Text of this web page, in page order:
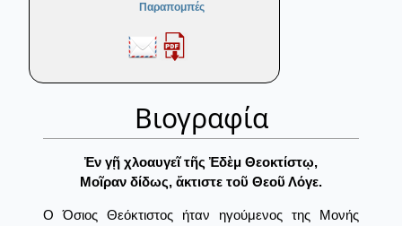
Παραπομπές
Βιογραφία
Ἐν γῇ χλοαυγεῖ τῆς Ἐδὲμ Θεοκτίστῳ,
Μοῖραν δίδως, ἄκτιστε τοῦ Θεοῦ Λόγε.
Ο Όσιος Θεόκτιστος ήταν ηγούμενος της Μονής